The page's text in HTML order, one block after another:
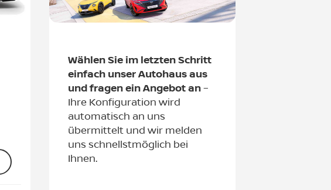
Wählen Sie im letzten Schritt
einfach unser Autohaus aus
und fragen ein Angebot an –
Ihre Konfiguration wird
automatisch an uns
übermittelt und wir melden
uns schnellstmöglich bei
Ihnen.